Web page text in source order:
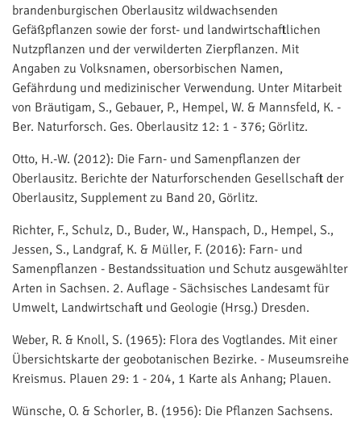
brandenburgischen Oberlausitz wildwachsenden
Gefäßpflanzen sowie der forst- und landwirtschaftlichen
Nutzpflanzen und der verwilderten Zierpflanzen. Mit
Angaben zu Volksnamen, obersorbischen Namen,
Gefährdung und medizinischer Verwendung. Unter Mitarbeit
von Bräutigam, S., Gebauer, P., Hempel, W. & Mannsfeld, K. -
Ber. Naturforsch. Ges. Oberlausitz 12: 1 - 376; Görlitz.
Otto, H.-W. (2012): Die Farn- und Samenpflanzen der
Oberlausitz. Berichte der Naturforschenden Gesellschaft der
Oberlausitz, Supplement zu Band 20, Görlitz.
Richter, F., Schulz, D., Buder, W., Hanspach, D., Hempel, S.,
Jessen, S., Landgraf, K. & Müller, F. (2016): Farn- und
Samenpflanzen - Bestandssituation und Schutz ausgewählter
Arten in Sachsen. 2. Auflage - Sächsisches Landesamt für
Umwelt, Landwirtschaft und Geologie (Hrsg.) Dresden.
Weber, R. & Knoll, S. (1965): Flora des Vogtlandes. Mit einer
Übersichtskarte der geobotanischen Bezirke. - Museumsreihe
Kreismus. Plauen 29: 1 - 204, 1 Karte als Anhang; Plauen.
Wünsche, O. & Schorler, B. (1956): Die Pflanzen Sachsens.